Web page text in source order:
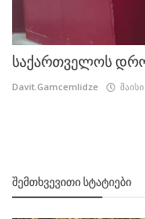
საქართველოს
Davit.Gamcemlidze
ᲨᲔᲛᲗᲮᲕᲔᲕᲘᲗᲘ ᲡᲢᲐᲢᲘᲔᲑᲘ